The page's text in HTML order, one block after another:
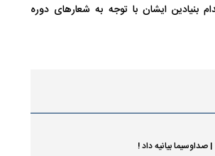
ایشان با توجه به شعار‌های دوره
بیانیه داد !